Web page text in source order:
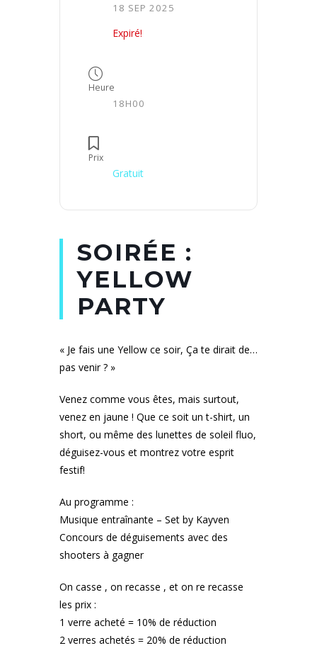
18 SEP 2025
Expiré!
Heure
18H00
Prix
Gratuit
SOIRÉE :
YELLOW
PARTY
« Je fais une Yellow ce soir, Ça te dirait de…
pas venir ? »
Venez comme vous êtes, mais surtout,
venez en jaune ! Que ce soit un t-shirt, un
short, ou même des lunettes de soleil fluo,
déguisez-vous et montrez votre esprit
festif!
Au programme :
Musique entraînante – Set by Kayven
Concours de déguisements avec des
shooters à gagner
On casse , on recasse , et on re recasse
les prix :
1 verre acheté = 10% de réduction
2 verres achetés = 20% de réduction